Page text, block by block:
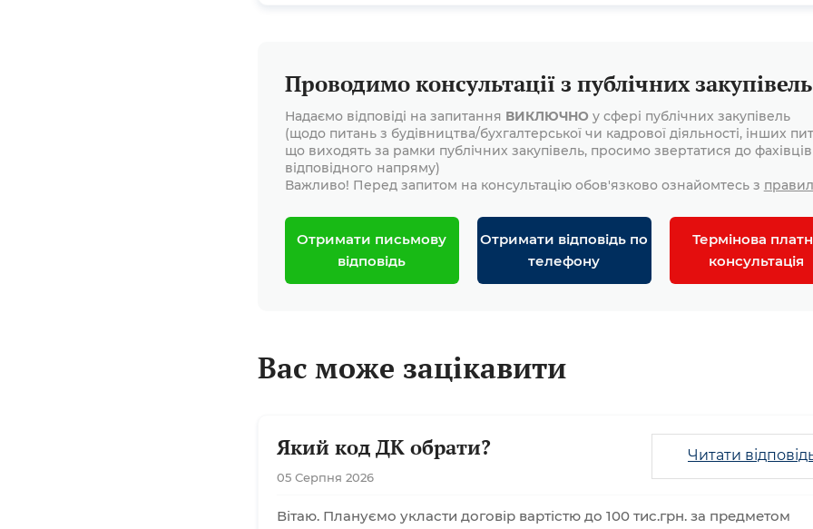
Проводимо консультації з публічних закупівель
Надаємо відповіді на запитання ВИКЛЮЧНО у сфері публічних закупівель
(щодо питань з будівництва/бухгалтерської чи кадрової діяльності, інших
що виходять за рамки публічних закупівель, просимо звертатися до фахівців
відповідного напряму)
Важливо! Перед запитом на консультацію обов'язково ознайомтесь з
Отримати письмову
відповідь
Отримати відповідь по
телефону
Термінова
консультація
Вас може зацікавити
Який код ДК обрати?
05 Серпня 2026
Читати
Вітаю. Плануємо укласти договір вартістю до 100 тис.грн. за предметом